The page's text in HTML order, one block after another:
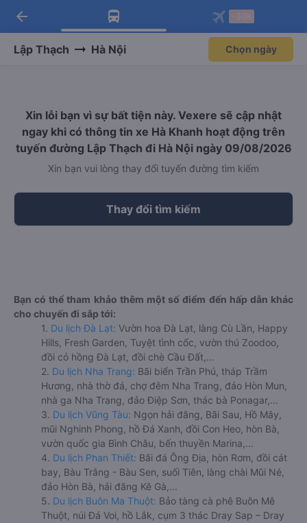
Tải app Vexere ngay!
Nhận ưu đãi thành viên độc
Mở app
Tải app Vexere
-30k/ghế khi đặt vé máy bay qua
Mở app
arrow_back
Lập Thạch Hà Nội Chọn ngày
Xin lỗi bạn vì sự bất tiện này. Vexere sẽ cập nhật
ngay khi có thông tin xe Hà Khanh hoạt động trên
tuyến đường Lập Thạch đi Hà Nội ngày 09/08/2026
Xin bạn vui lòng thay đổi tuyến đường tìm kiếm
Thay đổi tìm kiếm
Bạn có thể tham khảo thêm một số điểm đến hấp dẫn khác
cho chuyến đi sắp tới:
1. Du lịch Đà Lạt: Vườn hoa Đà Lạt, làng Cù Lần, Happy
Hills, Fresh Garden, Tuyệt tình cốc, vườn thú Zoodoo,
đồi cỏ hồng Đà Lạt, đồi chè Cầu Đất,...
2. Du lịch Nha Trang: Bãi biển Trần Phú, tháp Trầm
Hương, nhà thờ đá, chợ đêm Nha Trang, đảo Hòn Mun,
nhà ga Nha Trang, đảo Điệp Sơn, thác bà Ponagar,...
3. Du lịch Vũng Tàu: Ngọn hải đăng, Bãi Sau, Hồ Mây,
mũi Nghinh Phong, hồ Đá Xanh, đồi Con Heo, hòn Bà,
vườn quốc gia Bình Châu, bến thuyền Marina,...
4. Du lịch Phan Thiết: Bãi đá Ông Địa, hòn Rơm, đồi cát
bay, Bàu Trắng - Bàu Sen, suối Tiên, làng chài Mũi Né,
đảo Hòn Bà, hải đăng Kê Gà,...
5. Du lịch Buôn Ma Thuột: Bảo tàng cà phê Buôn Mê
Thuột, núi Đá Voi, hồ Lắk, cụm 3 thác Dray Sap – Dray